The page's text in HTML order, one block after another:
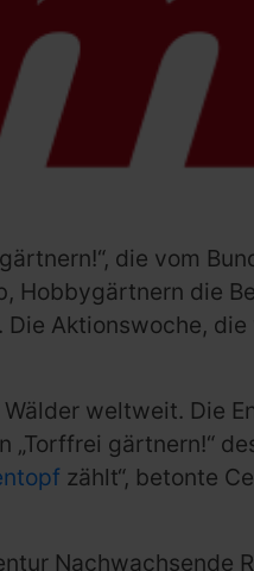
die vom
Hobbygärtnern die
Aktionswoche,
weltweit. Die
gärtnern!“
zählt“, betonte
Nachwachsende